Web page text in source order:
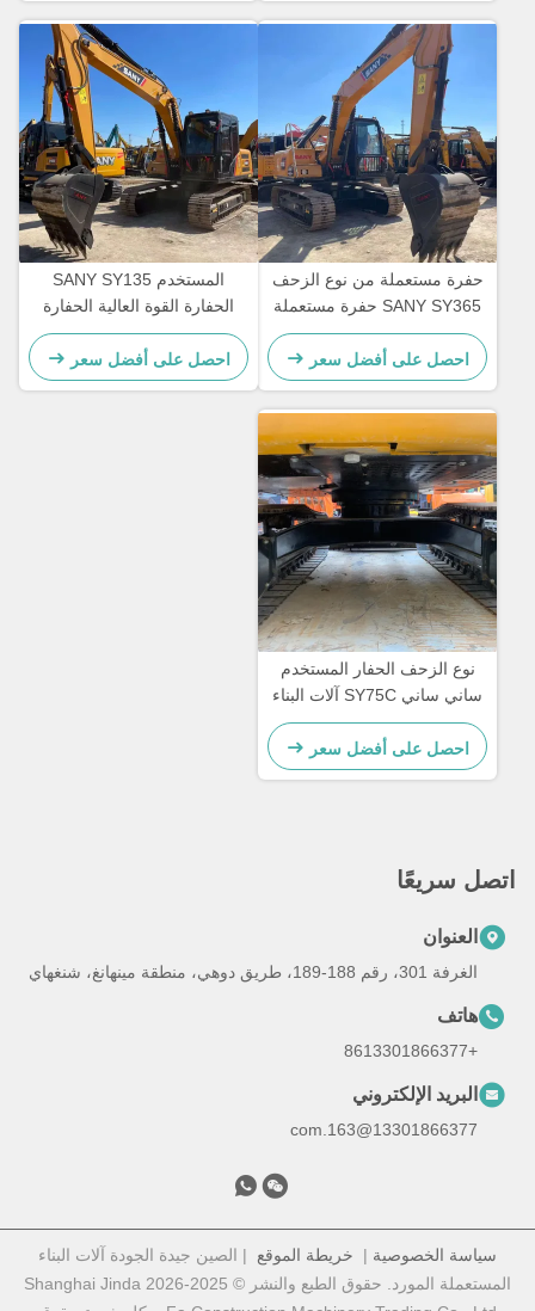
حفرة مستعملة من نوع الزحف
SANY SY365 حفرة مستعملة
لعمل التعدين
احصل على أفضل سعر
المستخدم SANY SY135
الحفارة القوة العالية الحفارة
الهيدروليكية الزحفية القديمة
احصل على أفضل سعر
نوع الزحف الحفار المستخدم
ساني ساني SY75C آلات البناء
7280 كجم
احصل على أفضل سعر
اتصل سريعًا
العنوان
الغرفة 301، رقم 188-189، طريق دوهي، منطقة مينهانغ، شنغهاي
هاتف
+8613301866377
البريد الإلكتروني
13301866377@163.com
سياسة الخصوصية | خريطة الموقع | الصين جيدة الجودة آلات البناء
المستعملة المورد. حقوق الطبع والنشر © 2025-2026 Shanghai Jinda